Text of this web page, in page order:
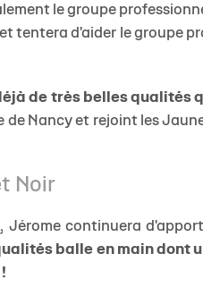
le groupe
tentera d'aider le groupe
de très belles qualités
de Nancy et rejoint les
Noir
, Jérome continuera
balle en main dont